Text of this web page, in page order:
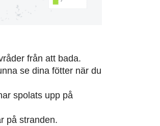
från att bada.
se dina fötter när du
spolats upp på
på stranden.